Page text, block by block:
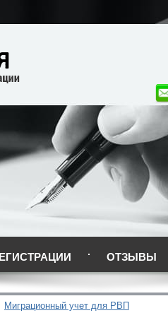
ОТЗЫВЫ
Миграционный учет для РВП